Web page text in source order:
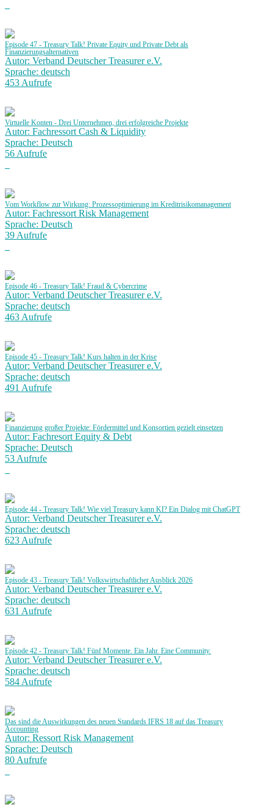
Episode 47 - Treasury Talk! Private Equity und Private Debt als
Finanzierungsalternativen
Autor: Verband Deutscher Treasurer e.V.
Sprache: deutsch
453 Aufrufe
Virtuelle Konten - Drei Unternehmen, drei erfolgreiche Projekte
Autor: Fachressort Cash & Liquidity
Sprache: Deutsch
56 Aufrufe
Vom Workflow zur Wirkung: Prozessoptimierung im Kreditrisikomanagement
Autor: Fachressort Risk Management
Sprache: Deutsch
39 Aufrufe
Episode 46 - Treasury Talk! Fraud & Cybercrime
Autor: Verband Deutscher Treasurer e.V.
Sprache: deutsch
463 Aufrufe
Episode 45 - Treasury Talk! Kurs halten in der Krise
Autor: Verband Deutscher Treasurer e.V.
Sprache: deutsch
491 Aufrufe
Finanzierung großer Projekte: Fördermittel und Konsortien gezielt einsetzen
Autor: Fachresort Equity & Debt
Sprache: Deutsch
53 Aufrufe
Episode 44 - Treasury Talk! Wie viel Treasury kann KI? Ein Dialog mit ChatGPT
Autor: Verband Deutscher Treasurer e.V.
Sprache: deutsch
623 Aufrufe
Episode 43 - Treasury Talk! Volkswirtschaftlicher Ausblick 2026
Autor: Verband Deutscher Treasurer e.V.
Sprache: deutsch
631 Aufrufe
Episode 42 - Treasury Talk! Fünf Momente. Ein Jahr. Eine Community.
Autor: Verband Deutscher Treasurer e.V.
Sprache: deutsch
584 Aufrufe
Das sind die Auswirkungen des neuen Standards IFRS 18 auf das Treasury
Accounting
Autor: Ressort Risk Management
Sprache: Deutsch
80 Aufrufe